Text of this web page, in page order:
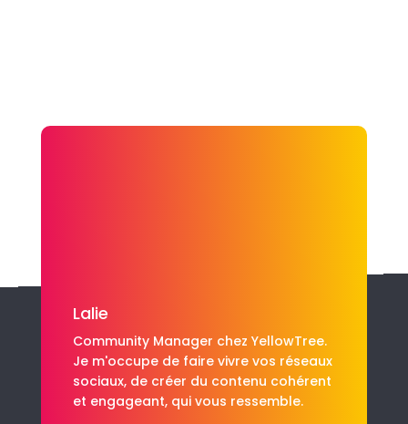
Lalie
Community Manager chez YellowTree.
Je m'occupe de faire vivre vos réseaux
sociaux, de créer du contenu cohérent
et engageant, qui vous ressemble.